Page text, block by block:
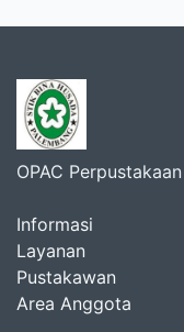
OPAC
Informasi
Layanan
Pustakawan
Area Anggota